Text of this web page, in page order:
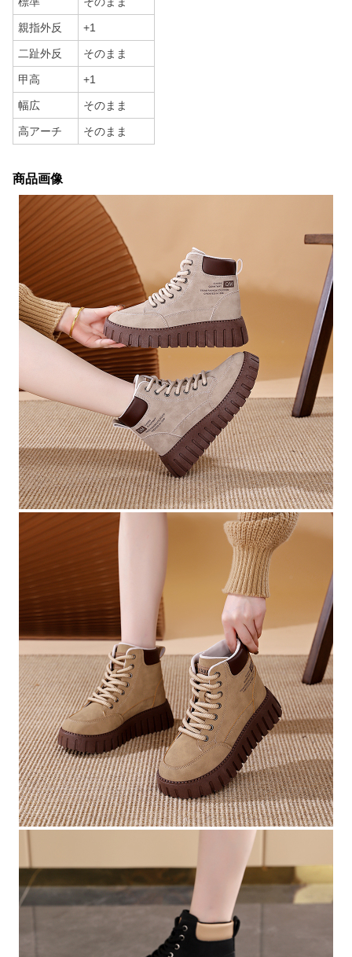
親指外反 +1
二趾外反 そのまま
甲高 +1
幅広 そのまま
高アーチ そのまま
商品画像